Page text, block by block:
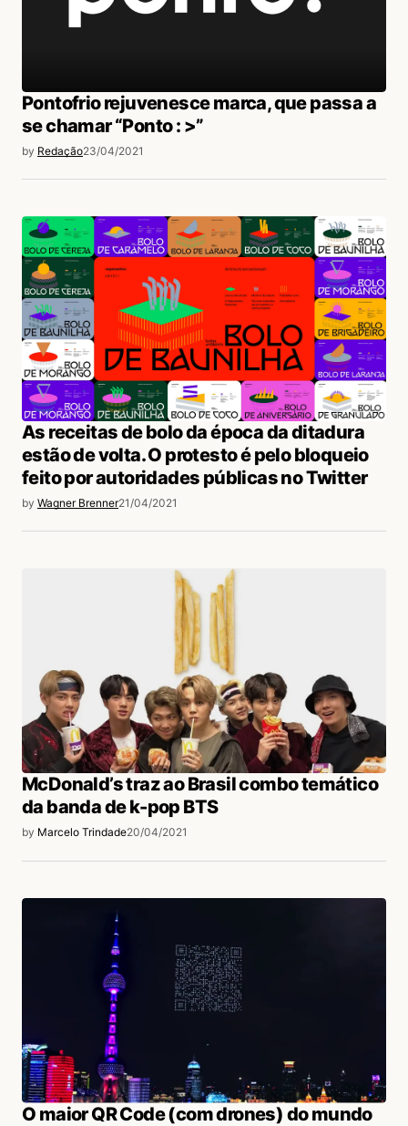
Pontofrio rejuvenesce marca, que passa a
se chamar “Ponto : >”
by Redação23/04/2021
As receitas de bolo da época da ditadura
estão de volta. O protesto é pelo bloqueio
feito por autoridades públicas no Twitter
by Wagner Brenner21/04/2021
McDonald’s traz ao Brasil combo temático
da banda de k-pop BTS
by Marcelo Trindade20/04/2021
O maior QR Code (com drones) do mundo